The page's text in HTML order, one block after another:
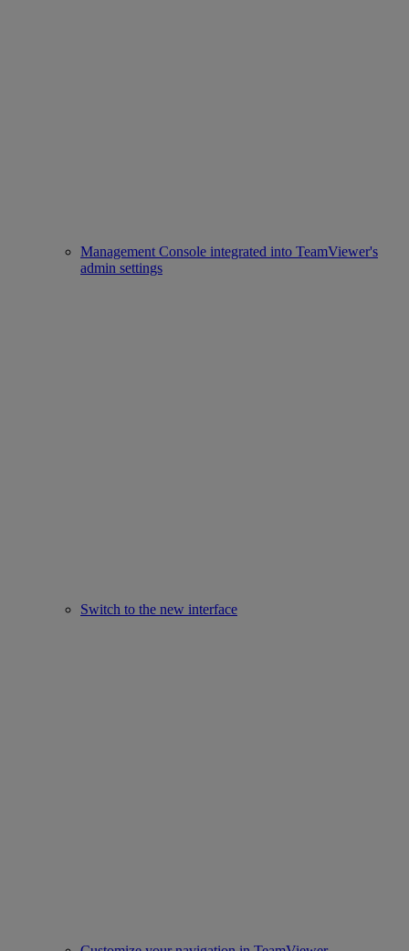
Management Console integrated into TeamViewer's
admin settings
Switch to the new interface